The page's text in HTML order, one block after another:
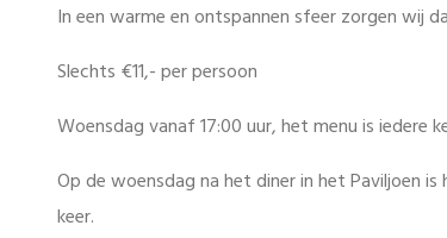
In een warme en ontspannen sfeer zorgen wij
Slechts €11,- per persoon
Woensdag vanaf 17:00 uur, het menu is iedere
Op de woensdag na het diner in het Paviljoen
keer.